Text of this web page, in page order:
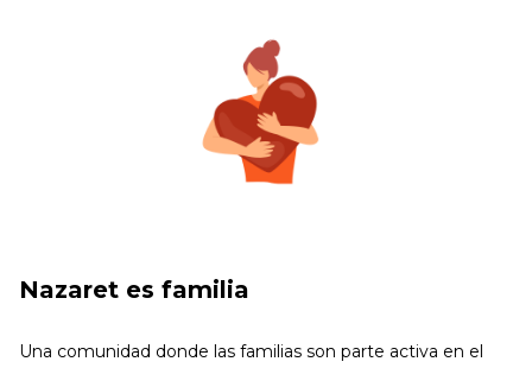
Nazaret es familia
Una comunidad donde las familias son parte activa en el